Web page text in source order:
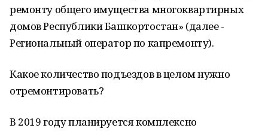
ремонту общего имущества многоквартирных
домов Республики Башкортостан» (далее -
Региональный оператор по капремонту).
Какое количество подъездов в целом нужно
отремонтировать?
В 2019 году планируется комплексно